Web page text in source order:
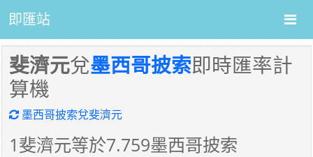
即匯站
斐濟元兌墨西哥披索即時匯率計
算機
墨西哥披索兌斐濟元
1斐濟元等於7.759墨西哥披索